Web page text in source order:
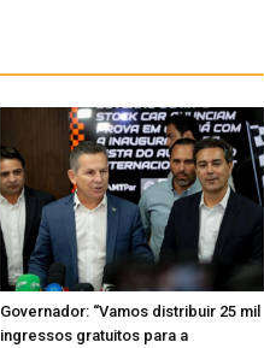
Governador: “Vamos distribuir 25 mil
ingressos gratuitos para a